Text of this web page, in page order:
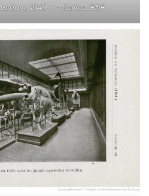
1949 » – Gallica, BNF